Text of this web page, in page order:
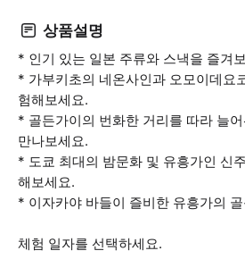
상품설명
* 인기 있는 일본 주류와 스낵을 즐겨
* 가부키초의 네온사인과 오모이데요
험해보세요.
* 골든가이의 번화한 거리를 따라 늘
만나보세요.
* 도쿄 최대의 밤문화 및 유흥가인 신
해보세요.
* 이자카야 바들이 즐비한 유흥가의
체험 일자를 선택하세요.